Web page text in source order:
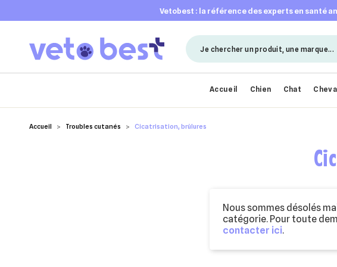
vetobest : la référence des experts en santé
Accueil Chien Chat Cheval
Accueil Troubles cutanés Cicatrisation, brûlures
Nous sommes désolés
catégorie. Pour toute
contacter ici.